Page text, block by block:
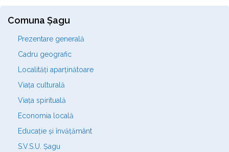
Comuna Șagu
Prezentare generală
Cadru geografic
Localități aparținătoare
Viața culturală
Viața spirituală
Economia locală
Educație și învățământ
S.V.S.U. Șagu